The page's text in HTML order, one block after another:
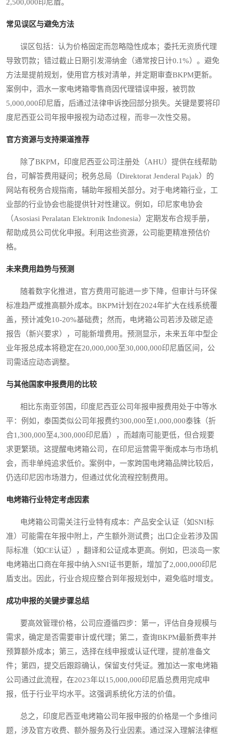
2,500,000印尼盾。
常见误区与避免方法
误区包括：认为价格固定而忽略隐性成本；委托无资质代理
导致罚款；错过截止日期引发滞纳金（通常按日计0.1%）。避免
方法是提前规划，使用官方核对清单，并定期审查BKPM更新。
案例中，泗水一家电烤箱零售商因代理错误申报，被罚款
5,000,000印尼盾，后通过法律申诉挽回部分损失。关键是要将印
度尼西亚公司年报申报视为动态过程，而非一次性交易。
官方资源与支持渠道推荐
除了BKPM，印度尼西亚公司注册处（AHU）提供在线帮助
台，可解答费用疑问；税务总局（Direktorat Jenderal Pajak）的
网站有税务合规指南，辅助年报相关部分。对于电烤箱行业，工
业部的行业协会也能提供针对性建议。例如，印尼家电协会
（Asosiasi Peralatan Elektronik Indonesia）定期发布合规手册，
帮助成员公司优化申报。利用这些资源，公司能更精准预估价
格。
未来费用趋势与预测
随着数字化推进，官方费用可能进一步下降，但审计与环保
标准趋严或推高额外成本。BKPM计划在2024年扩大在线系统覆
盖，预计减免10-20%基础费；然而，电烤箱公司若涉及碳足迹
报告（新兴要求），可能新增费用。预测显示，未来五年中型企
业年报总成本将稳定在20,000,000至30,000,000印尼盾区间，公
司需适应动态调整。
与其他国家申报费用的比较
相比东南亚邻国，印度尼西亚公司年报申报费用处于中等水
平：例如，泰国类似公司年报费约300,000至1,000,000泰铢（折
合1,300,000至4,300,000印尼盾），而越南可能更低，但合规要
求更繁琐。这提醒电烤箱公司，在印尼运营需平衡成本与市场机
会，而非单纯追求低价。案例中，一家跨国电烤箱品牌比较后，
仍选印尼因市场潜力，但通过优化流程控制费用。
电烤箱行业特定考虑因素
电烤箱公司需关注行业特有成本：产品安全认证（如SNI标
准）可能需在年报中附上，产生额外测试费；出口企业若涉及国
际标准（如CE认证），翻译和公证成本更高。例如，巴淡岛一家
电烤箱出口商在年报中纳入SNI证书更新，增加了2,000,000印尼
盾支出。因此，行业合规应整合到年报规划中，避免临时增支。
成功申报的关键步骤总结
要高效管理价格，公司应遵循四步：第一，评估自身规模与
需求，确定是否需要审计或代理；第二，查询BKPM最新费率并
预算额外成本；第三，选择在线申报或认证代理，提前准备文
件；第四，提交后跟踪确认，保留支付凭证。雅加达一家电烤箱
公司通过此流程，在2023年以15,000,000印尼盾总费用完成申
报，低于行业平均水平。这强调系统化方法的价值。
总之，印度尼西亚电烤箱公司年报申报的价格是一个多维问
题，涉及官方收费、额外服务及行业因素。通过深入理解法律框